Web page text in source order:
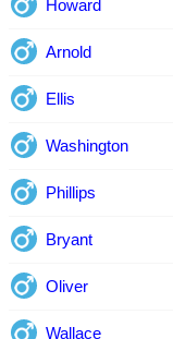
Howard
Arnold
Ellis
Washington
Phillips
Bryant
Oliver
Wallace